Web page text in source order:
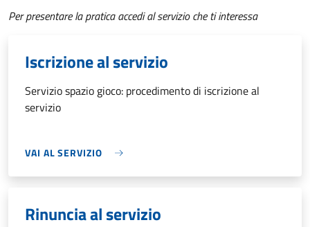
Per presentare la pratica accedi al servizio che ti interessa
Iscrizione al servizio
Servizio spazio gioco: procedimento di iscrizione al
servizio
VAI AL SERVIZIO
Rinuncia al servizio